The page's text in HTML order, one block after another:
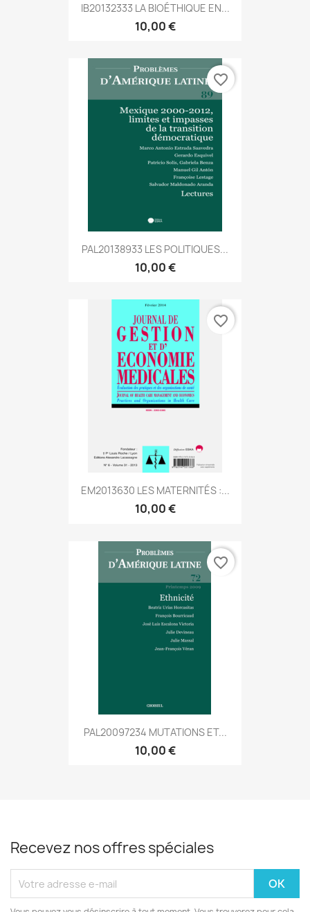
IB20132333 LA BIOÉTHIQUE EN...
10,00 €
PAL20138933 LES POLITIQUES...
10,00 €
favorite_border
EM2013630 LES MATERNITÉS :...
10,00 €
favorite_border
PAL20097234 MUTATIONS ET...
10,00 €
favorite_border
Recevez nos offres spéciales